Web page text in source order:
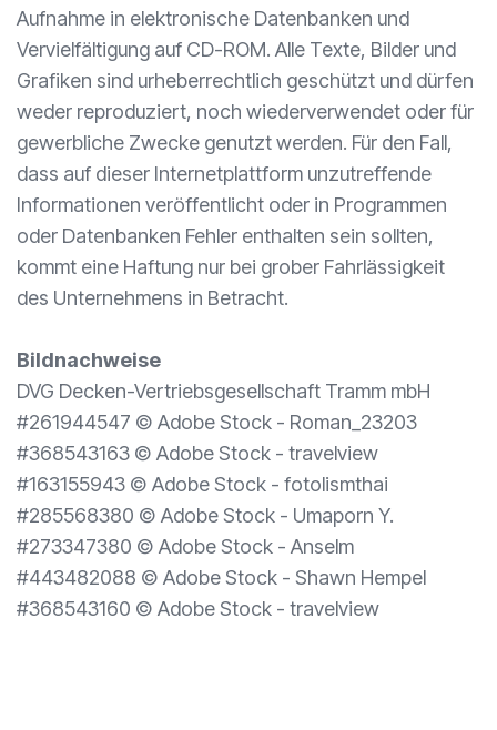
Aufnahme in elektronische Datenbanken und
Vervielfältigung auf CD-ROM. Alle Texte, Bilder und
Grafiken sind urheberrechtlich geschützt und dürfen
weder reproduziert, noch wiederverwendet oder für
gewerbliche Zwecke genutzt werden. Für den Fall,
dass auf dieser Internetplattform unzutreffende
Informationen veröffentlicht oder in Programmen
oder Datenbanken Fehler enthalten sein sollten,
kommt eine Haftung nur bei grober Fahrlässigkeit
des Unternehmens in Betracht.
Bildnachweise
DVG Decken-Vertriebsgesellschaft Tramm mbH
#261944547 © Adobe Stock - Roman_23203
#368543163 © Adobe Stock - travelview
#163155943 © Adobe Stock - fotolismthai
#285568380 © Adobe Stock - Umaporn Y.
#273347380 © Adobe Stock - Anselm
#443482088 © Adobe Stock - Shawn Hempel
#368543160 © Adobe Stock - travelview